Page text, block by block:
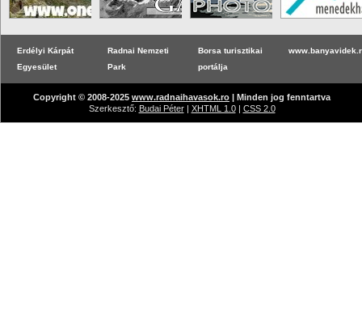
Erdélyi Kárpát
Egyesület
Radnai Nemzeti
Park
Borsa turisztikai
portálja
Copyright © 2008-2025 www.radnaihavasok.ro | Minden jog fenntartva
Szerkesztő: Budai Péter| XHTML 1.0| CSS 2.0